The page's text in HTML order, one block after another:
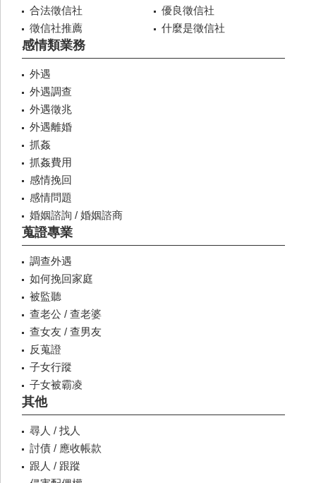
合法徵信社
優良徵信社
徵信社推薦
什麼是徵信社
感情類業務
外遇
外遇調查
外遇徵兆
外遇離婚
抓姦
抓姦費用
感情挽回
感情問題
婚姻諮詢 / 婚姻諮商
蒐證專業
調查外遇
如何挽回家庭
被監聽
查老公 / 查老婆
查女友 / 查男友
反蒐證
子女行蹤
子女被霸凌
其他
尋人 / 找人
討債 / 應收帳款
跟人 / 跟蹤